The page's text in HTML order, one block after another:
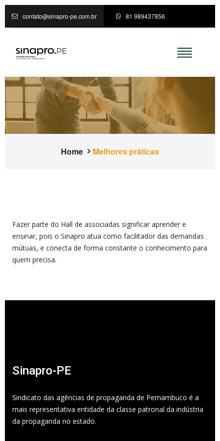
contato@sinapro-pe.com.br 81 989437856
Home Melhores práticas
Fazer parte do Hall de associadas significar aprender e
ensinar, pois o Sinapro atua como facilitador das demandas
mútuas, e conecta de forma constante o conhecimento para
quem precisa.
Sinapro-PE
Sindicato das agências de propaganda de Pernambuco é a
mais representativa entidade da classe patronal da indústria
da propaganda no estado.